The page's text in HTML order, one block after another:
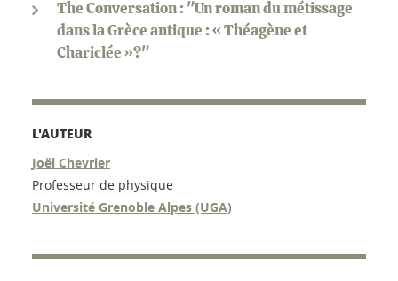
The Conversation : "Un roman du métissage
dans la Grèce antique : « Théagène et
Chariclée »?"
L'AUTEUR
Joël Chevrier
Professeur de physique
Université Grenoble Alpes (UGA)